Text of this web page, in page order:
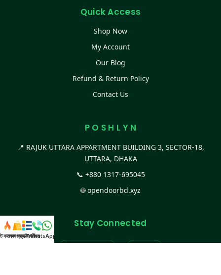
Quick Access
Shop Now
My Account
Our Blog
Refund & Return Policy
Contact Us
P O S H L Y N
📍 RAJUK UTTARA APPARTMENT BUILDING 3, SECTOR-18,
UTTARA, DHAKA
📞 +880 1317-695045
🌐opendoorbd.xyz
Stay Connected
কালেকশন
সকল প্রডাক্টক্যাটাগরিকল
WhatsApp করুন